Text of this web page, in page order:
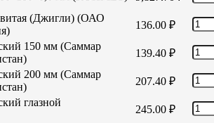
(Джигли) (ОАО
136.00 ₽
150 мм (Саммар
139.40 ₽
200 мм (Саммар
207.40 ₽
глазной
245.00 ₽